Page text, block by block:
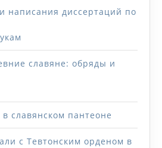
написания диссертаций по
славяне: обряды и
славянском пантеоне
с Тевтонским орденом в